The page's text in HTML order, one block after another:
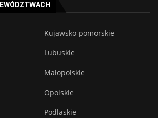
Kujawsko-pomorskie
Lubuskie
Małopolskie
Opolskie
Podlaskie